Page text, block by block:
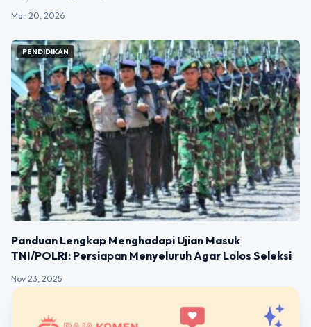
Mar 20, 2026
PENDIDIKAN
Panduan Lengkap Menghadapi Ujian Masuk
TNI/POLRI: Persiapan Menyeluruh Agar Lolos Seleksi
Nov 23, 2025